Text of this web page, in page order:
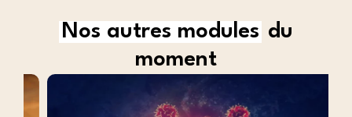
Nos autres modules du
moment